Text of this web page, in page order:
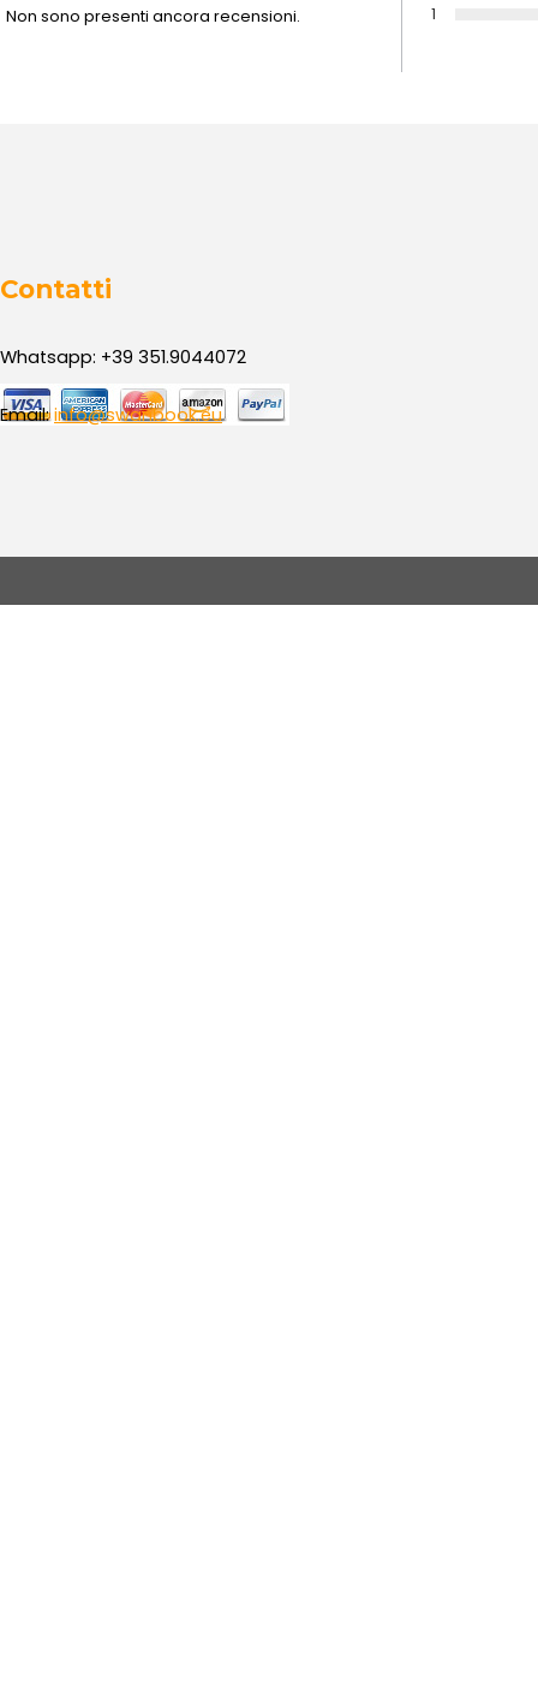
Non sono presenti ancora recensioni. 1
Contatti
Whatsapp: +39 351.9044072
Email:info@swanbook.eu